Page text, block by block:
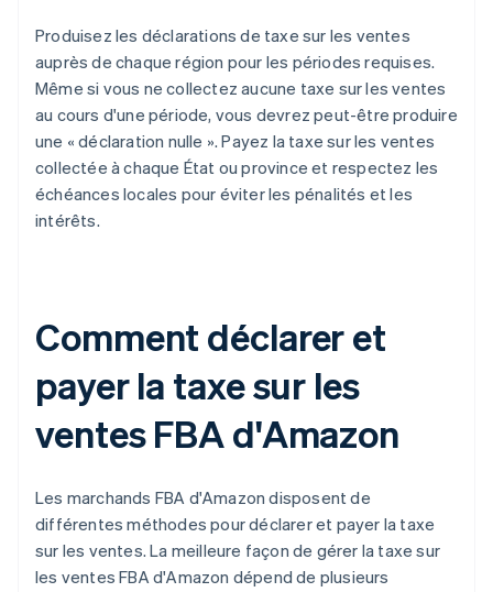
Produisez les déclarations de taxe sur les ventes
auprès de chaque région pour les périodes requises.
Même si vous ne collectez aucune taxe sur les ventes
au cours d'une période, vous devrez peut-être produire
une « déclaration nulle ». Payez la taxe sur les ventes
collectée à chaque État ou province et respectez les
échéances locales pour éviter les pénalités et les
intérêts.
Comment déclarer et
payer la taxe sur les
ventes FBA d'Amazon
Les marchands FBA d'Amazon disposent de
différentes méthodes pour déclarer et payer la taxe
sur les ventes. La meilleure façon de gérer la taxe sur
les ventes FBA d'Amazon dépend de plusieurs